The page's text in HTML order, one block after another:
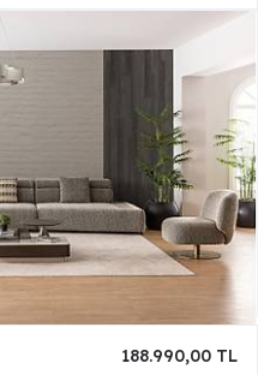
188.990,00 TL